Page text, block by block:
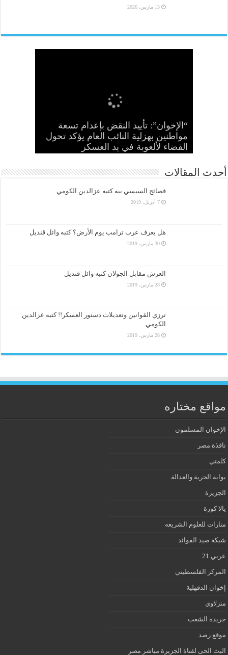
13 مارس، 2026
تعرف إلى تفاصيل مبادرة نائب المرشد
العام للإخوان من أجل توحيد المعارضة
“الإخوان”: تأييد النقض بإعدام تسعة
مواطنين بهزلية النائب العام يؤكد تحول
القضاء لألعوبة في يد العسكر
“متحدثة الإخوان” تطالب الانقلاب بوقف
الانتهاكات بحق المرأة وإطلاق سراح كل
الحرائر
“المجلس الثوري”: التحرك ضد الأنظمة
الطاغية “واجب وطني وضرورة
اقتصادية”
أمين عام الإخوان: لا تصالح مع القتلة ولا
بديل عن القصاص
أحدث المقالات
فضائح السيسي بيه كتبه عزالدين الكومي
7 أبريل، 2019
هل يعرف عرب ترامب يوم الأرض؟ كتبه وائل قنديل
30 مارس، 2019
العرش مقابل الجولان كتبه وائل قنديل
28 مارس، 2019
ترزي القوانين وتعديلات دستور العسكر!! كتبه عزالدين
الكومي
28 مارس، 2019
مواقع مختاره
الإخوان المسلمون
نافذة مصر
كلمتي
بوابة الحرية والعدالة
الجزيرة
يالا كورة
منارات للعلوم الشريعه
شبكة صيد الفوائد
عربي 21
المركز الفلسطيني
إخوان الدقهلية
منزلاوي
جريدة الشعب
موقع رصد
البث الحى لقناة الجزيرة مباشر مصر